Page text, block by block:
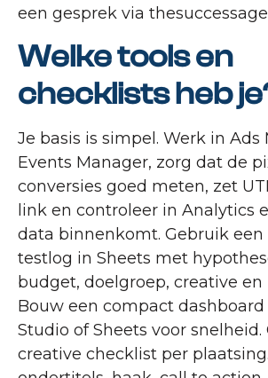
een gesprek via
Welke tools en
checklists heb
Je basis is simpel. Werk in Ads
Events Manager, zorg dat de
conversies goed meten, zet
link en controleer in Analytics
data binnenkomt. Gebruik een
testlog in Sheets met
budget, doelgroep, creative
Bouw een compact
Studio of Sheets voor snelheid.
creative checklist per